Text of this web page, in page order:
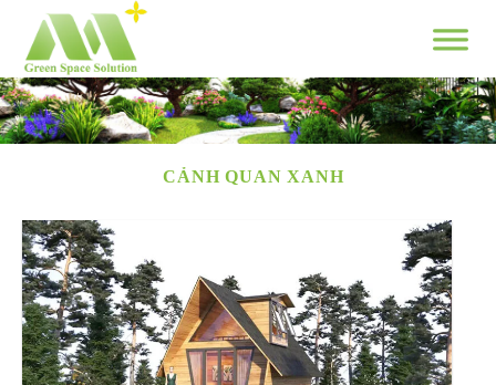
content
CẢNH QUAN XANH